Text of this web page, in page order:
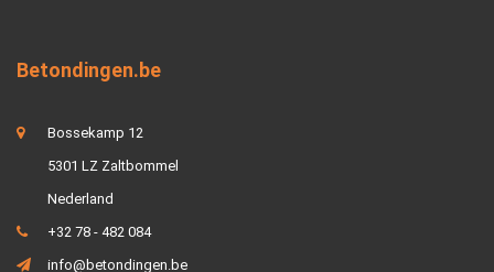
Betondingen.be
Bossekamp 12
5301 LZ Zaltbommel
Nederland
+32 78 - 482 084
info@betondingen.be